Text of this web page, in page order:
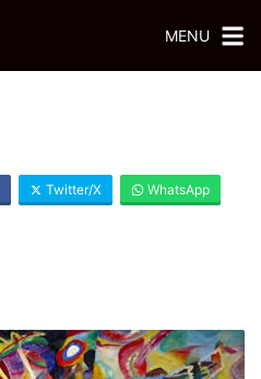
MENU
Twitter/X WhatsApp